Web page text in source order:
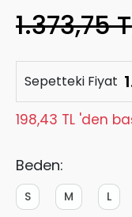
1.373,75
Sepetteki Fiyat
198,43 TL 'den
Beden:
L
M
S